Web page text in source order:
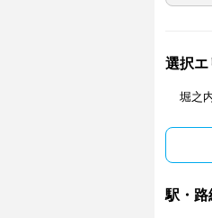
選択エ
堀之
駅・路